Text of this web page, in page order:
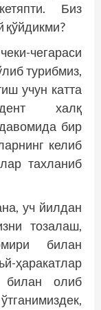
Биз
қўйдикми?
чегараси
турибмиз,
учун катта
халқ
бир
келиб
тахланиб
уч йилдан
тозалаш,
билан
билан олиб